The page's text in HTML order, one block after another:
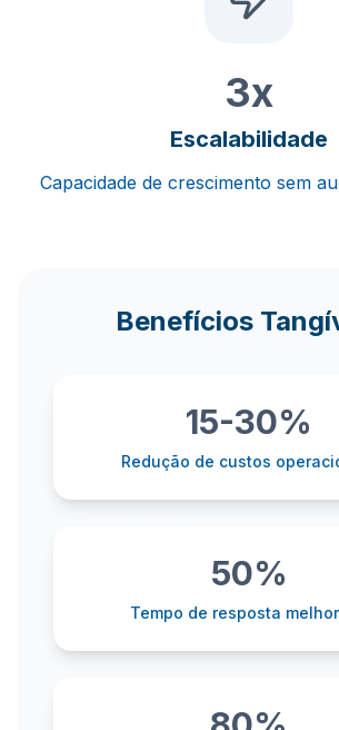
3x
Escalabilidade
Capacidade de crescimento sem
Benefícios
15-30%
Redução de custos
50%
Tempo de resposta